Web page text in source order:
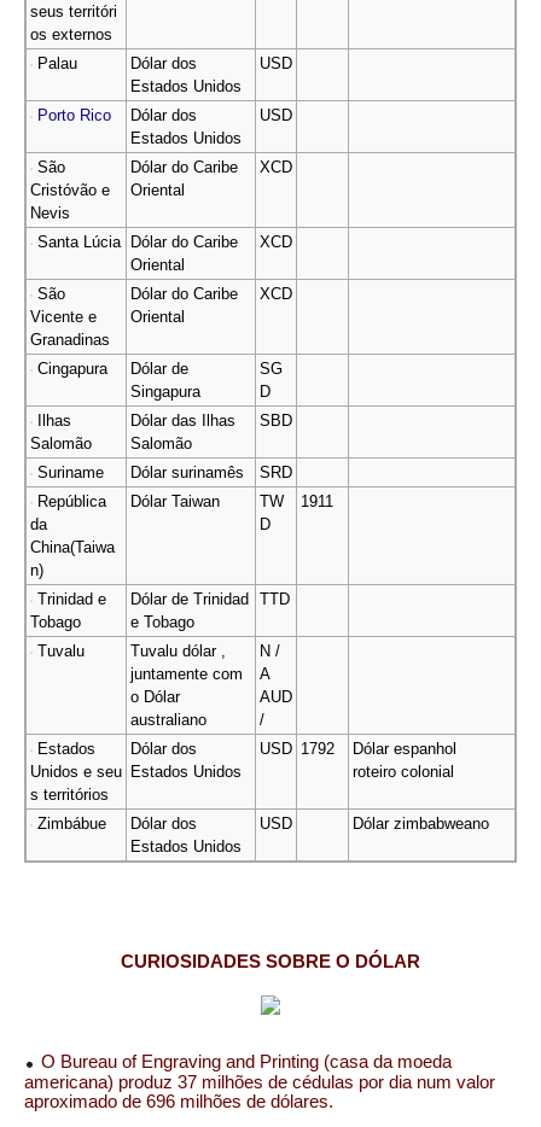
seus territóri
os externos
Palau
Dólar dos
Estados Unidos
USD
Porto Rico
Dólar dos
Estados Unidos
USD
São
Cristóvão e
Nevis
Dólar do Caribe
Oriental
XCD
Santa Lúcia
Dólar do Caribe
Oriental
XCD
São
Vicente e
Granadinas
Dólar do Caribe
Oriental
XCD
Cingapura
Dólar de
Singapura
SG
D
Ilhas
Salomão
Dólar das Ilhas
Salomão
SBD
Suriname Dólar surinamês
SRD
República
da
China(Taiwa
n)
Dólar Taiwan
TW
D
1911
Trinidad e
Tobago
Dólar de Trinidad
e Tobago
TTD
Tuvalu
Tuvalu dólar ,
juntamente com
o Dólar
australiano
N /
A
AUD
/
Estados
Unidos e seu
s territórios
Dólar dos
Estados Unidos
USD 1792
Dólar espanhol
roteiro colonial
Zimbábue
Dólar dos
Estados Unidos
USD Dólar zimbabweano
CURIOSIDADES SOBRE O DÓLAR
O Bureau of Engraving and Printing (casa da moeda
americana) produz 37 milhões de cédulas por dia num valor
aproximado de 696 milhões de dólares.